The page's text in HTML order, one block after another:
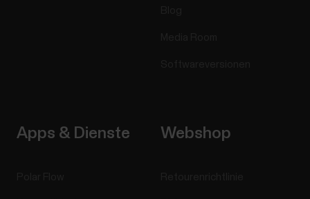
Apps & Dienste Webshop